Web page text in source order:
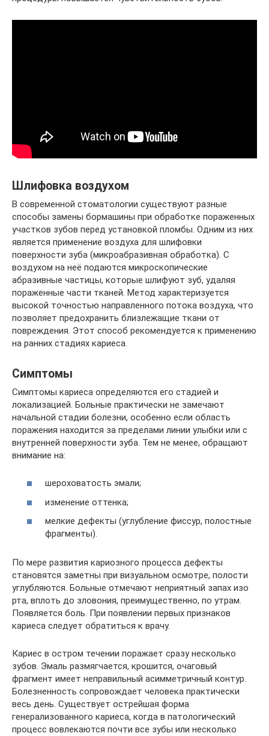
Шлифовка воздухом
В современной стоматологии существуют разные
способы замены бормашины при обработке пораженных
участков зубов перед установкой пломбы. Одним из них
является применение воздуха для шлифовки
поверхности зуба (микроабразивная обработка). С
воздухом на неё подаются микроскопические
абразивные частицы, которые шлифуют зуб, удаляя
пораженные части тканей. Метод характеризуется
высокой точностью направленного потока воздуха, что
позволяет предохранить близлежащие ткани от
повреждения. Этот способ рекомендуется к применению
на ранних стадиях кариеса.
Симптомы
Симптомы кариеса определяются его стадией и
локализацией. Больные практически не замечают
начальной стадии болезни, особенно если область
поражения находится за пределами линии улыбки или с
внутренней поверхности зуба. Тем не менее, обращают
внимание на:
шероховатость эмали;
изменение оттенка;
мелкие дефекты (углубление фиссур, полостные
фрагменты).
По мере развития кариозного процесса дефекты
становятся заметны при визуальном осмотре, полости
углубляются. Больные отмечают неприятный запах изо
рта, вплоть до зловония, преимущественно, по утрам.
Появляется боль. При появлении первых признаков
кариеса следует обратиться к врачу.
Кариес в остром течении поражает сразу несколько
зубов. Эмаль размягчается, крошится, очаговый
фрагмент имеет неправильный асимметричный контур.
Болезненность сопровождает человека практически
весь день. Существует острейшая форма
генерализованного кариеса, когда в патологический
процесс вовлекаются почти все зубы или несколько